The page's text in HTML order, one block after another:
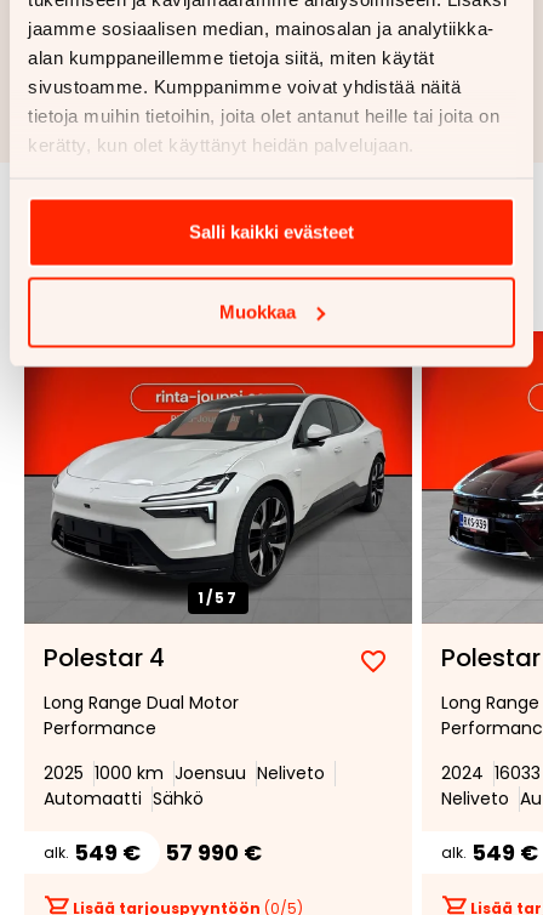
jaamme sosiaalisen median, mainosalan ja analytiikka-
alan kumppaneillemme tietoja siitä, miten käytät
sivustoamme. Kumppanimme voivat yhdistää näitä
tietoja muihin tietoihin, joita olet antanut heille tai joita on
kerätty, kun olet käyttänyt heidän palvelujaan.
Salli kaikki evästeet
Muokkaa
Hae rahoitustarjous
Rahoituslaskelma on suuntaa antava ja edellyttää hyväksytyn
luottopäätöksen ja kaskovakuutuksen.
Samankaltaisia ajoneuvoja
Katso kaikki
1/57
Polestar 4
Lisää
suosikiksi
Poista
suosikeista
Long Range Dual Motor
Performance
2025 1000 km Joensuu Neliveto
Automaatti Sähkö
alk. 549 € 57 990 €
Lisää tarjouspyyntöön (0/5)
Long
2024
Neliveto
alk. 549 €
Lisää